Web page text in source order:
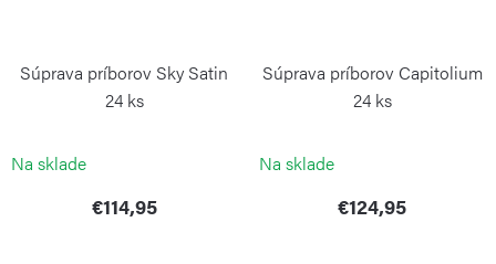
Súprava príborov Sky Satin
24 ks
Na sklade
€114,95
Súprava príborov Capitolium
24 ks
Na sklade
€124,95